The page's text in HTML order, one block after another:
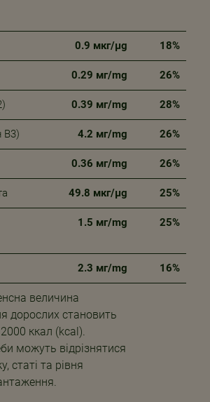
0.9 мкг/µg 18%
0.29 мг/mg 26%
0.39 мг/mg 28%
В3) 4.2 мг/mg 26%
0.36 мг/mg 26%
49.8 мкг/µg 25%
1.5 мг/mg 25%
2.3 мг/mg 16%
величина
дорослих становить
ккал (kcal).
можуть відрізнятися
статі та рівня